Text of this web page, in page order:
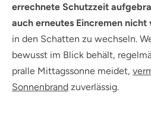
errechnete Schutzzeit
auch erneutes Eincremen nicht
in den Schatten zu wechseln.
bewusst im Blick behält,
pralle Mittagssonne meidet,
Sonnenbrand zuverlässig.